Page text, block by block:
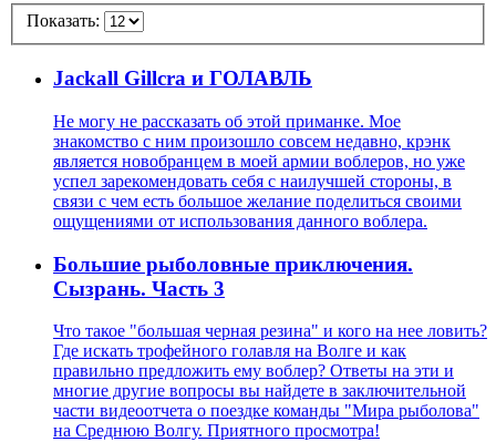
Показать:
Jackall Gillcra и ГОЛАВЛЬ
Не могу не рассказать об этой приманке. Мое
знакомство с ним произошло совсем недавно, крэнк
является новобранцем в моей армии воблеров, но уже
успел зарекомендовать себя с наилучшей стороны, в
связи с чем есть большое желание поделиться своими
ощущениями от использования данного воблера.
Большие рыболовные приключения.
Сызрань. Часть 3
Что такое "большая черная резина" и кого на нее ловить?
Где искать трофейного голавля на Волге и как
правильно предложить ему воблер? Ответы на эти и
многие другие вопросы вы найдете в заключительной
части видеоотчета о поездке команды "Мира рыболова"
на Среднюю Волгу. Приятного просмотра!